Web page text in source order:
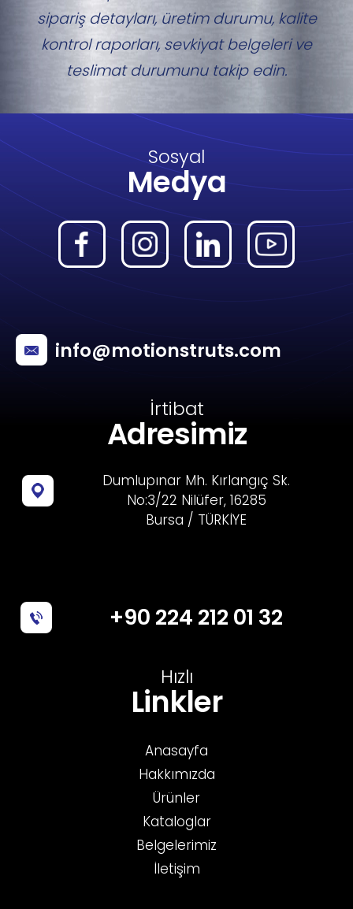
sipariş detayları, üretim durumu, kalite
kontrol raporları, sevkiyat belgeleri ve
teslimat durumunu takip edin.
Sosyal
Medya
info@motionstruts.com
İrtibat
Adresimiz
Dumlupınar Mh. Kırlangıç Sk.
No:3/22 Nilüfer, 16285
Bursa / TÜRKİYE
+90 224 212 01 32
Hızlı
Linkler
Anasayfa
Hakkımızda
Ürünler
Kataloglar
Belgelerimiz
İletişim